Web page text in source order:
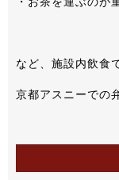
など、施設内飲食
京都アスニーでの